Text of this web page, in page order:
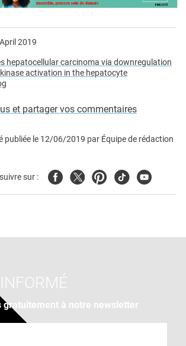
2019
hepatocellular carcinoma via downregulation
activation in the hepatocyte
et partager vos commentaires
publiée le 12/06/2019 par Équipe de rédaction
sur : FacebookTwitterPinterest
TiktokYoutube
gratuitement à notre newsletter